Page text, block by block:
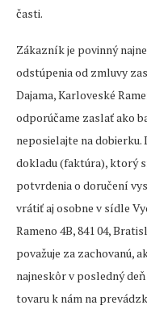
časti.
Zákazník je povinný
odstúpenia od zmluvy
Dajama, Karloveské
odporúčame zaslať ako
neposielajte na
dokladu (faktúra), ktorý
potvrdenia o doručení
vrátiť aj osobne v sídle
Rameno 4B, 841 04,
považuje za zachovanú,
najneskôr v posledný
tovaru k nám na